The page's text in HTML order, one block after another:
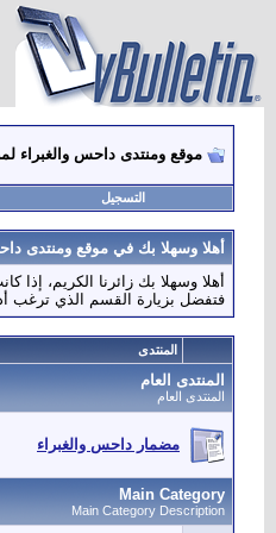
موقع ومنتدى داحس والغبراء
التسجيل
أهلا وسهلا بك في موقع ومنتدى
أهلا وسهلا بك زائرنا الكريم، إذا
فتفضل بزيارة القسم الذي ترغب
المنتدى
المنتدى العام
المنتدى العام
مضمار داحس والغبراء
Main Category
Main Category Description